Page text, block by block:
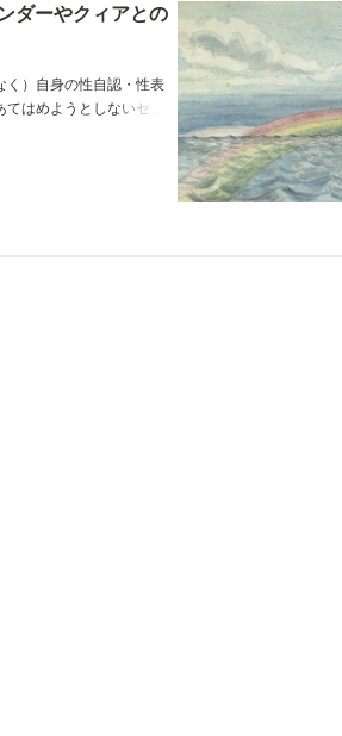
ダーやクィアとの
く）自身の性自認・性表
はめようとしないセク